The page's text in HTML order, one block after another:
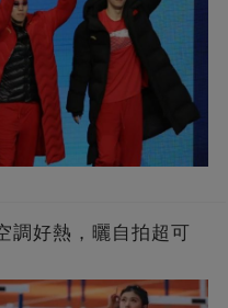
調好熱，曬自拍超可